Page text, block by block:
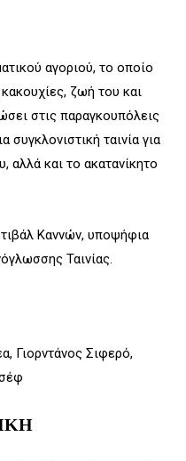
αγοριού, το οποίο
ζωή του και
στις παραγκουπόλεις
συγκλονιστική ταινία για
αλλά και το ακατανίκητο
Καννών, υποψήφια
Ταινίας.
Γιορντάνος Σιφερό,